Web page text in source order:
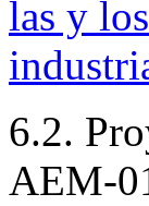
las y
6.2.
AEM-